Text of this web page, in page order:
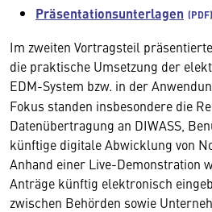
Präsentationsunterlagen
Im zweiten Vortragsteil
die praktische Umsetzung der
EDM-System bzw. in der
Fokus standen insbesondere die
Datenübertragung an DIWASS,
künftige digitale Abwicklung von
Anhand einer Live-Demonstration
Anträge künftig elektronisch
zwischen Behörden sowie